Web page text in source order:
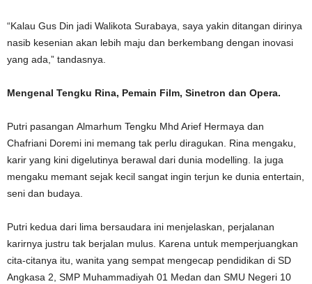
“Kalau Gus Din jadi Walikota Surabaya, saya yakin ditangan dirinya
nasib kesenian akan lebih maju dan berkembang dengan inovasi
yang ada,” tandasnya.
Mengenal Tengku Rina, Pemain Film, Sinetron dan Opera.
Putri pasangan Almarhum Tengku Mhd Arief Hermaya dan
Chafriani Doremi ini memang tak perlu diragukan. Rina mengaku,
karir yang kini digelutinya berawal dari dunia modelling. Ia juga
mengaku memant sejak kecil sangat ingin terjun ke dunia entertain,
seni dan budaya.
Putri kedua dari lima bersaudara ini menjelaskan, perjalanan
karirnya justru tak berjalan mulus. Karena untuk memperjuangkan
cita-citanya itu, wanita yang sempat mengecap pendidikan di SD
Angkasa 2, SMP Muhammadiyah 01 Medan dan SMU Negeri 10